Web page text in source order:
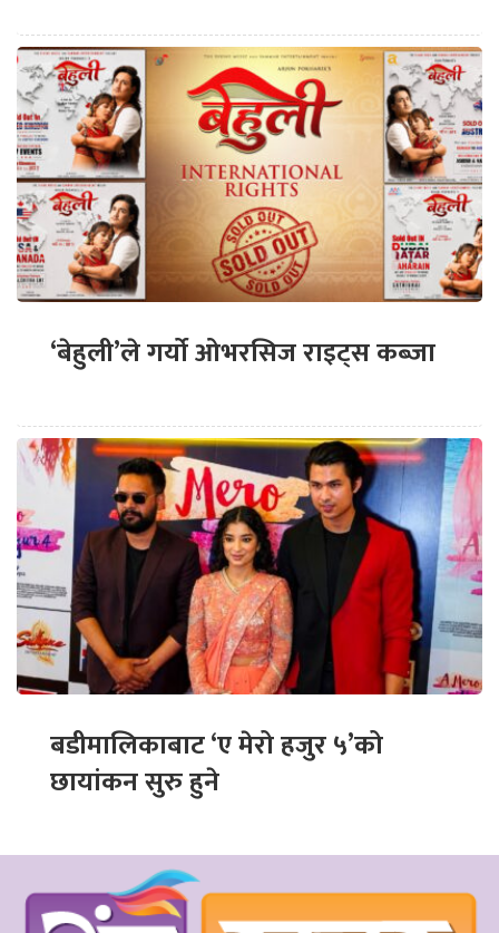
‘बेहुली’ले गर्यो ओभरसिज राइट्स कब्जा
बडीमालिकाबाट ‘ए मेरो हजुर ५’को
छायांकन सुरु हुने